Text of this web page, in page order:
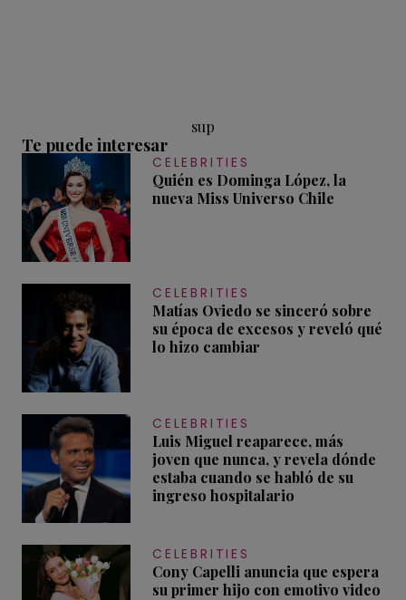
sup
Te puede interesar
CELEBRITIES
Quién es Dominga López, la
nueva Miss Universo Chile
CELEBRITIES
Matías Oviedo se sinceró sobre
su época de excesos y reveló qué
lo hizo cambiar
CELEBRITIES
Luis Miguel reaparece, más
joven que nunca, y revela dónde
estaba cuando se habló de su
ingreso hospitalario
CELEBRITIES
Cony Capelli anuncia que espera
su primer hijo con emotivo video